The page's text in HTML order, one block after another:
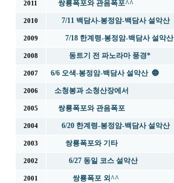
2011 쌍룡폭포와 관음폭포^^
2010 7/11 백담사-봉정암-백담사 설악산
2009 7/18 한계령-봉정암-백담사 설악산
2008 동트기 전 파노라마 풍경*
2007 6/6 오색-봉정암-백담사 설악산 🔵
2006 소청봉과 소청산장에서
2005 쌍룡폭포와 관음폭포
2004 6/20 한계령-봉정암-백담사 설악산
2003 쌍룡폭포와 기타
2002 6/27 동일 코스 설악산
2001 쌍룡폭포 외^^